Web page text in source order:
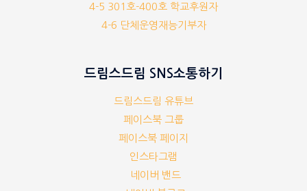
4-5 301호-400호 학교후원자
4-6 단체운영재능기부자
드림스드림 SNS소통하기
드림스드림 유튜브
페이스북 그룹
페이스북 페이지
인스타그램
네이버 밴드